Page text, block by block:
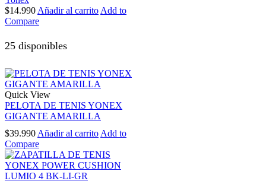
$14.990 Añadir al carrito Add to
Compare
25 disponibles
Quick View
PELOTA DE TENIS YONEX
GIGANTE AMARILLA
$39.990Añadir al carritoAdd to
Compare